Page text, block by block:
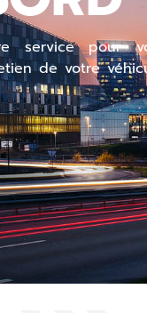
service pour
de votre